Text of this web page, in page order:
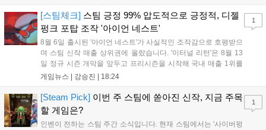
기억을 되찾기라도 한 듯 1,...
[스팀체크] 스팀 긍정 99% 압도적으로 긍정적, 디젤
펑크 포탑 조작 '아이언 네스트'
8월 6일 출시된 '아이언 네스트'가 사실적인 조작감으로 호평받으
며 스팀 신작 매출 상위권에 올랐습니다. '이터널 리턴'은 8월 13
일 정규 시즌 개막을 앞두고 프리시즌을 시작해 국내 매출 1위를
기록했습니다. 25주년을 맞은 '고스트 리콘' 시리즈는 8월 6일 쇼
'마블 투혼: 파이팅 소울즈'와 레트로 수리 시뮬레이션 '리스토
리'도 스팀에 정식 출시되었습니다....
게임뉴스 | 강승진 18:24
1
[Steam Pick] 이번 주 스팀에 쏟아진 신작, 지금 주목
할 게임은?
인벤이 전하는 스팀 주간 소식입니다. 현재 스팀에서는 '사이버펑
1